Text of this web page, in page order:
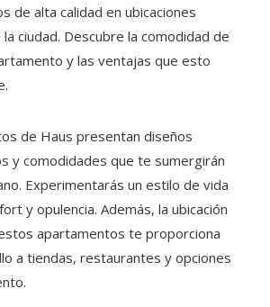
de alta calidad en ubicaciones
ciudad. Descubre la comodidad de
y las ventajas que esto
de Haus presentan diseños
y comodidades que te sumergirán
Experimentarás un estilo de vida
y opulencia. Además, la ubicación
apartamentos te proporciona
a tiendas, restaurantes y opciones